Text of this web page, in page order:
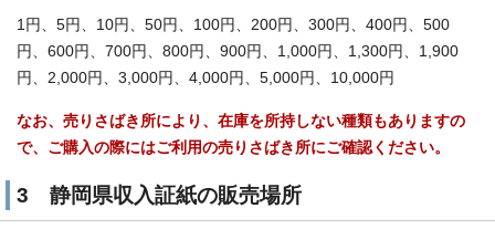
1円、5円、10円、50円、100円、200円、300円、400円、500
円、600円、700円、800円、900円、1,000円、1,300円、1,900
円、2,000円、3,000円、4,000円、5,000円、10,000円
なお、売りさばき所により、在庫を所持しない種類もありますの
で、ご購入の際にはご利用の売りさばき所にご確認ください。
3 静岡県収入証紙の販売場所